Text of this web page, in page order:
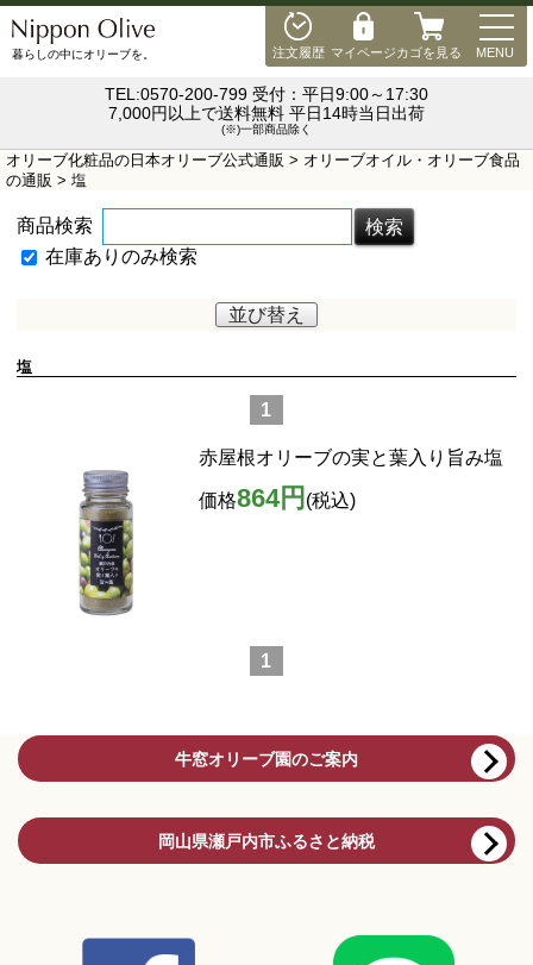
注文履歴 マイページカゴを見る MENU
暮らしの中にオリーブを。
TEL:0570-200-799 受付：平日9:00～17:30
7,000円以上で送料無料 平日14時当日出荷
(※)一部商品除く
オリーブ化粧品の日本オリーブ公式通販 > オリーブオイル・オリーブ食品
の通販 > 塩
商品検索
在庫ありのみ検索
並び替え
塩
1
赤屋根オリーブの実と葉入り旨み塩
価格864円 (税込)
1
牛窓オリーブ園のご案内
岡山県瀬戸内市ふるさと納税